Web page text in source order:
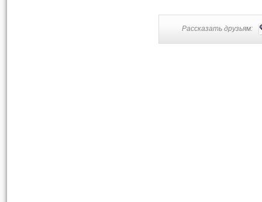
Рассказать друзьям: